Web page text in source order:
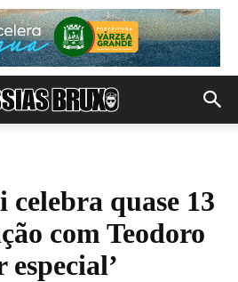
quase 13
com Teodoro
especial’